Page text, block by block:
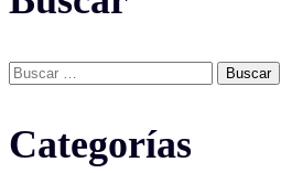
Buscar:
Categorías